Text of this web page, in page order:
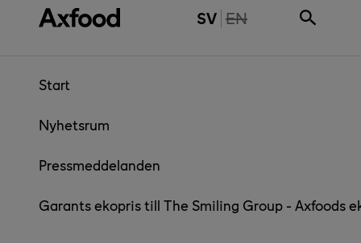
Gå direkt till innehåll SV THE PAGE IS NOT
EN
Start
Nyhetsrum
Pressmeddelanden
Garants ekopris till The Smiling Group - Axfoods